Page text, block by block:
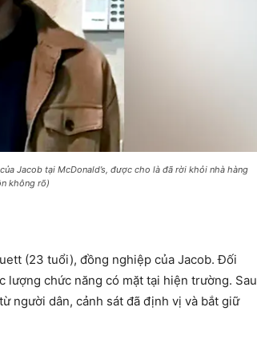
Jacob tại McDonald’s, được cho là đã rời khỏi nhà hàng
không rõ)
(23 tuổi), đồng nghiệp của Jacob. Đối
chức năng có mặt tại hiện trường. Sau
người dân, cảnh sát đã định vị và bắt giữ